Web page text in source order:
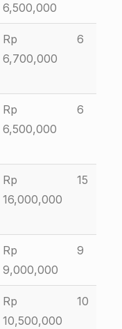
6,500,000
Rp
6,700,000
6
Rp
6,500,000
6
Rp
16,000,000
15
Rp
9,000,000
9
Rp
10,500,000
10